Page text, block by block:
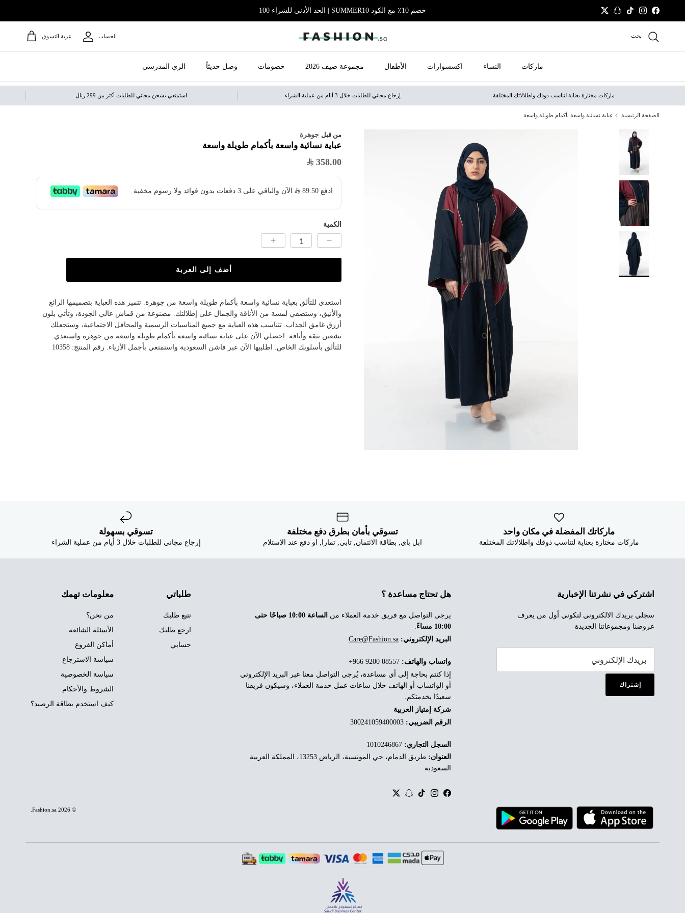
انتقل إلى المحتوى
Facebook
Instagram
TikTok
Snapchat
Twitter خصم 10٪ مع الكود SUMMER10 | الحد الأدنى للشراء 100
بحث الحساب عربة التسوق
ماركات النساء اكسسوارات الأطفال مجموعة صيف 2026 خصومات وصل حديثاً الزي المدرسي
ماركات مختارة بعناية لتناسب ذوقك واطلالاتك المختلفة إرجاع مجاني للطلبات خلال 3 أيام من عملية الشراء استمتعي بشحن مجاني للطلبات أكثر من 299 ريال
الصفحة الرئيسية عباية نسائية واسعة بأكمام طويلة واسعة
من قبل جوهرة
عباية نسائية واسعة بأكمام طويلة واسعة
358.00
ادفع 89.50 ​ الآن والباقي على 3 دفعات بدون فوائد ولا رسوم مخفية
الكمية
أضف إلى العربة
استعدي للتألق بعباية نسائية واسعة بأكمام طويلة واسعة من جوهرة. تتميز هذه العباية بتصميمها الرائع
والأنيق، وستضفي لمسة من الأناقة والجمال على إطلالتك. مصنوعة من قماش عالي الجودة، وتأتي بلون
أزرق غامق الجذاب. تتناسب هذه العباية مع جميع المناسبات الرسمية والمحافل الاجتماعية، وستجعلك
تشعين بثقة وأناقة. احصلي الآن على عباية نسائية واسعة بأكمام طويلة واسعة من جوهرة واستعدي
للتألق بأسلوبك الخاص. اطلبيها الآن عبر فاشن السعودية واستمتعي بأجمل الأزياء. رقم المنتج: 10358
ماركاتك المفضلة في مكان واحد
ماركات مختارة بعناية لتناسب ذوقك واطلالاتك المختلفة
تسوقي بأمان بطرق دفع مختلفة
ابل باي, بطاقة الائتمان, تابي, تمارا, او دفع عند الاستلام
تسوقي بسهولة
إرجاع مجاني للطلبات خلال 3 أيام من عملية الشراء
اشتركي في نشرتنا الإخبارية
سجلي بريدك الالكتروني لتكوني أول من يعرف
عروضنا ومجموعاتنا الجديدة
إشتراك
هل تحتاج مساعدة ؟
يرجى التواصل مع فريق خدمة العملاء من
الساعة 10:00 صباحًا حتى
10:00 مساءً
.
البريد الإلكتروني: Care@Fashion.sa
واتساب والهاتف: ‎+966 9200 08557
إذا كنتم بحاجة إلى أي مساعدة، يُرجى التواصل معنا عبر البريد الإلكتروني
أو الواتساب أو الهاتف خلال ساعات عمل خدمة العملاء، وسيكون فريقنا
سعيدًا بخدمتكم.
شركة إمتياز العربية
الرقم الضريبي: 300241059400003
السجل التجاري: 1010246867
العنوان:
طريق الدمام، حي المونسية، الرياض 13253، المملكة العربية
السعودية
Facebook
Instagram
TikTok
Snapchat
Twitter
طلباتي
تتبع طلبك
ارجع طلبك
حسابي
معلومات تهمك
من نحن؟
الأسئلة الشائعة
أماكن الفروع
سياسة الاسترجاع
سياسة الخصوصية
الشروط والأحكام
كيف استخدم بطاقة الرصيد؟
© 2026
Fashion.sa